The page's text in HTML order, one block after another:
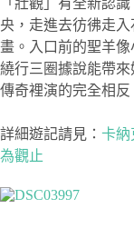
央，走進去彷彿走
畫。入口前的聖羊
繞行三圈據說能帶
傳奇裡演的完全相反
詳細遊記請見： 卡納
為觀止